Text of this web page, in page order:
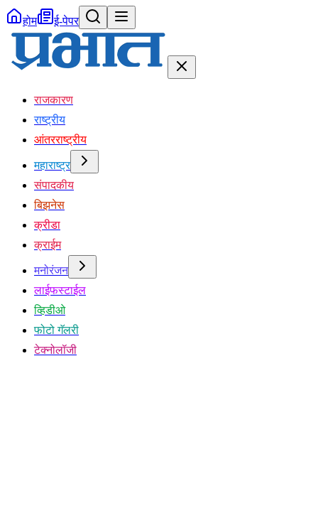
होम ई-पेपर
राजकारण
राष्ट्रीय
आंतरराष्ट्रीय
महाराष्ट्र
संपादकीय
बिझनेस
क्रीडा
क्राईम
मनोरंजन
लाईफस्टाईल
व्हिडीओ
फोटो गॅलरी
टेक्नोलॉजी